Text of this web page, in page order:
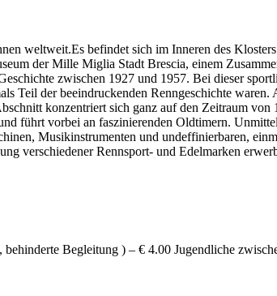
weltweit.Es befindet sich im Inneren des
der Mille Miglia Stadt Brescia, einem
zwischen 1927 und 1957. Bei dieser
Teil der beeindruckenden Renngeschichte
konzentriert sich ganz auf den Zeitraum
führt vorbei an faszinierenden Oldtimern.
Musikinstrumenten und undeffinierbaren,
verschiedener Rennsport- und Edelmarken
Begleitung ) – € 4.00 Jugendliche